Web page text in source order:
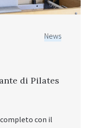
News
di Pilates
con il